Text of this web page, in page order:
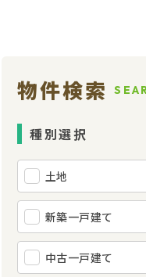
物件検索
種別選択
土地
新築一戸建て
中古一戸建て